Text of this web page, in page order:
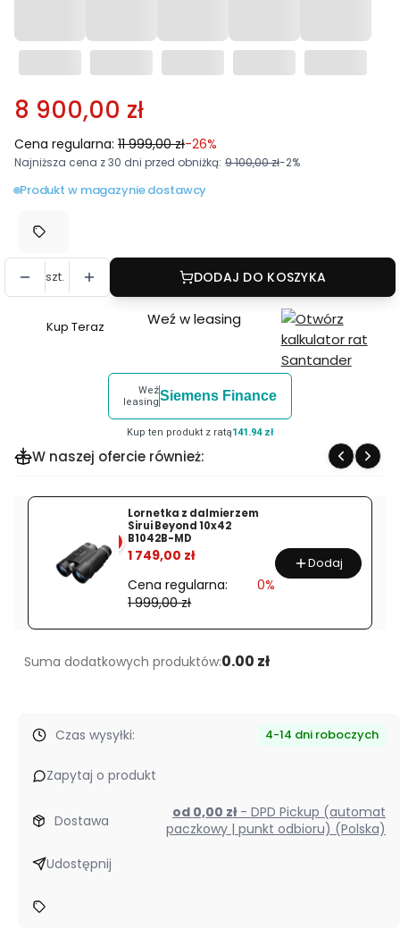
8 900,00 zł
Cena regularna: 11 999,00 zł-26%
Najniższa cena z 30 dni przed obniżką: 9 100,00 zł-2%
Produkt w magazynie dostawcy
szt. DODAJ DO KOSZYKA
Szybki
Eotech
FFP
SR-
Kup Teraz Weź w leasing
Weź
leasingSiemens Finance
Kup ten produkt z ratą141.94 zł
W naszej ofercie również:
Lornetka z dalmierzem
Sirui Beyond 10x42
B1042B-MD
1 749,00 zł
Cena regularna:
1 999,00 zł
0%
Dodaj
Suma dodatkowych produktów:0.00 zł
Czas wysyłki: 4-14 dni roboczych
Zapytaj o produkt
Dostawa od 0,00 zł - DPD Pickup (automat
paczkowy | punkt odbioru) (Polska)
Udostępnij